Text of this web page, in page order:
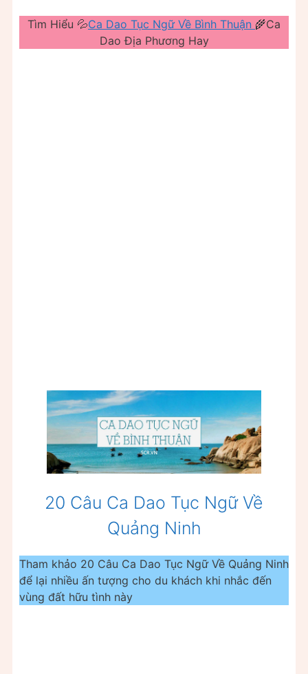
Tìm Hiểu 💦Ca Dao Tục Ngữ Về Bình Thuận 🌾Ca
Dao Địa Phương Hay
20 Câu Ca Dao Tục Ngữ Về
Quảng Ninh
Tham khảo 20 Câu Ca Dao Tục Ngữ Về Quảng Ninh
để lại nhiều ấn tượng cho du khách khi nhắc đến
vùng đất hữu tình này